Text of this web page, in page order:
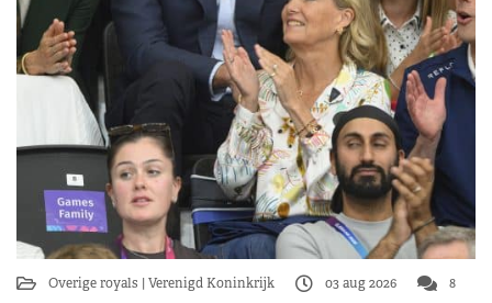
Overige royals Verenigd Koninkrijk 03 aug 2026
8